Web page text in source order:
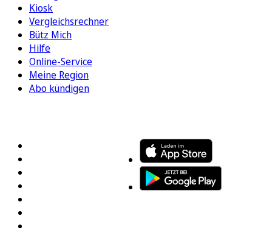
Kiosk
Vergleichsrechner
Bütz Mich
Hilfe
Online-Service
Meine Region
Abo kündigen